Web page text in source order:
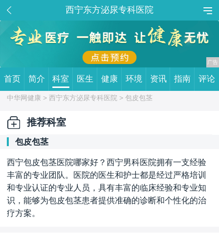
西宁东方泌尿专科医院
首页 简介 科室 医生 健康 环境 资讯 指南 评论
中华网健康 >西宁东方泌尿专科医院 > 包皮包茎
推荐科室
包皮包茎
西宁包皮包茎医院哪家好？西宁男科医院拥有一支经验
丰富的专业团队。医院的医生和护士都是经过严格培训
和专业认证的专业人员，具有丰富的临床经验和专业知
识，能够为包皮包茎患者提供准确的诊断和个性化的治
疗方案。